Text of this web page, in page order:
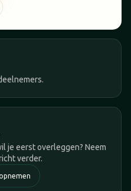
je eerst overleggen? Neem
verder.